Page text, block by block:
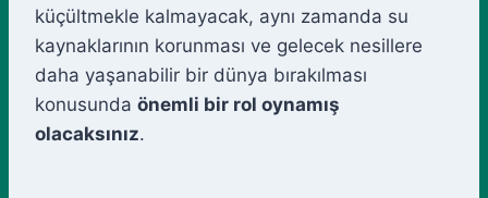
küçültmekle kalmayacak, aynı zamanda su
kaynaklarının korunması ve gelecek nesillere
daha yaşanabilir bir dünya bırakılması
konusunda önemli bir rol oynamış
olacaksınız.